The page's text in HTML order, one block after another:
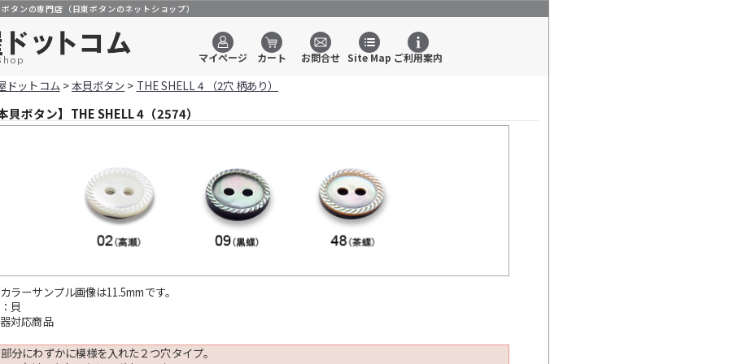
タンの専門店（日東ボタンのネットショップ）
マイページ カート お問合せ Site Map ご利用案内
ドットコム>本貝ボタン > THE SHELL 4 （2穴 柄あり）
貝ボタン】THE SHELL 4（2574）
ラーサンプル画像は11.5mmです。
貝
対応商品
分にわずかに模様を入れた２つ穴タイプ。